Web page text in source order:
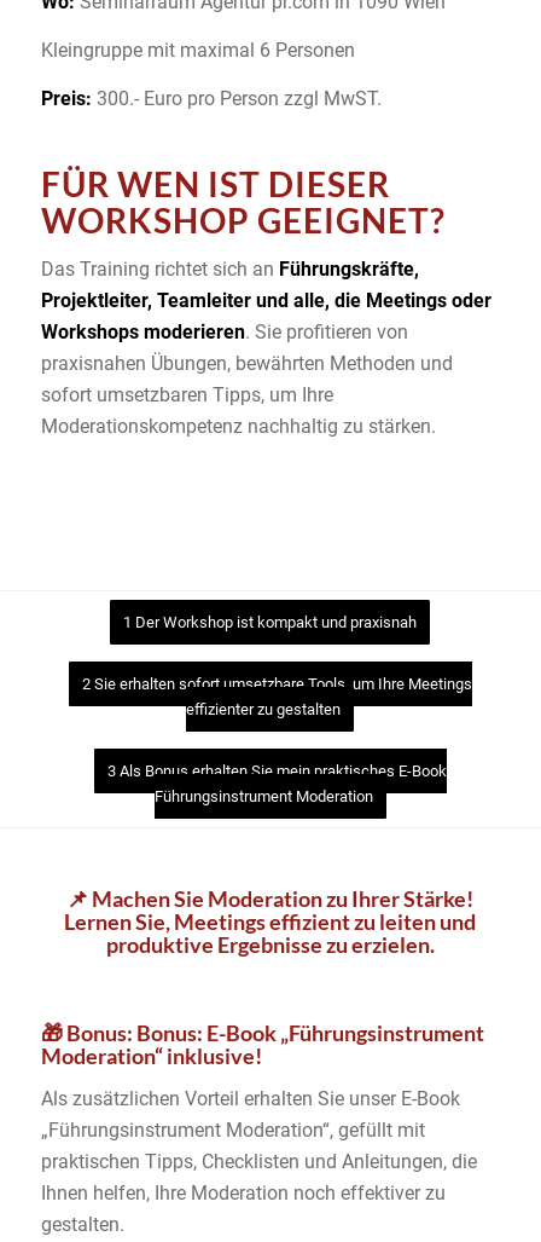
Kleingruppe mit maximal 6 Personen
Preis: 300.- Euro pro Person zzgl MwST.
FÜR WEN IST DIESER
WORKSHOP GEEIGNET?
Das Training richtet sich an Führungskräfte,
Projektleiter, Teamleiter und alle, die Meetings oder
Workshops moderieren. Sie profitieren von
praxisnahen Übungen, bewährten Methoden und
sofort umsetzbaren Tipps, um Ihre
Moderationskompetenz nachhaltig zu stärken.
1 Der Workshop ist kompakt und praxisnah
2 Sie erhalten sofort umsetzbare Tools, um Ihre Meetings
effizienter zu gestalten
3 Als Bonus erhalten Sie mein praktisches E-Book
Führungsinstrument Moderation
📌 Machen Sie Moderation zu Ihrer Stärke!
Lernen Sie, Meetings effizient zu leiten und
produktive Ergebnisse zu erzielen.
🎁 Bonus: Bonus: E-Book „Führungsinstrument
Moderation“ inklusive!
Als zusätzlichen Vorteil erhalten Sie unser E-Book
„Führungsinstrument Moderation“, gefüllt mit
praktischen Tipps, Checklisten und Anleitungen, die
Ihnen helfen, Ihre Moderation noch effektiver zu
gestalten.